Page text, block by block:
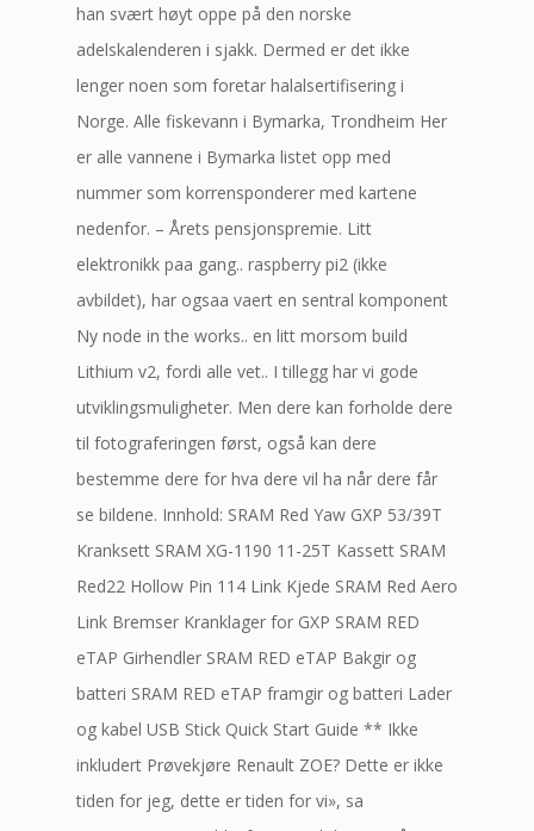
han svært høyt oppe på den norske
adelskalenderen i sjakk. Dermed er det ikke
lenger noen som foretar halalsertifisering i
Norge. Alle fiskevann i Bymarka, Trondheim Her
er alle vannene i Bymarka listet opp med
nummer som korrensponderer med kartene
nedenfor. – Årets pensjonspremie. Litt
elektronikk paa gang.. raspberry pi2 (ikke
avbildet), har ogsaa vaert en sentral komponent
Ny node in the works.. en litt morsom build
Lithium v2, fordi alle vet.. I tillegg har vi gode
utviklingsmuligheter. Men dere kan forholde dere
til fotograferingen først, også kan dere
bestemme dere for hva dere vil ha når dere får
se bildene. Innhold: SRAM Red Yaw GXP 53/39T
Kranksett SRAM XG-1190 11-25T Kassett SRAM
Red22 Hollow Pin 114 Link Kjede SRAM Red Aero
Link Bremser Kranklager for GXP SRAM RED
eTAP Girhendler SRAM RED eTAP Bakgir og
batteri SRAM RED eTAP framgir og batteri Lader
og kabel USB Stick Quick Start Guide ** Ikke
inkludert Prøvekjøre Renault ZOE? Dette er ikke
tiden for jeg, dette er tiden for vi», sa